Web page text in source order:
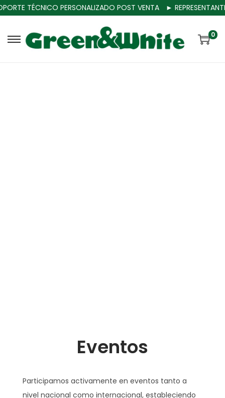
TÉCNICO PERSONALIZADO POST VENTA ►
0
Eventos
Participamos activamente en eventos tanto a
nivel nacional como internacional, estableciendo